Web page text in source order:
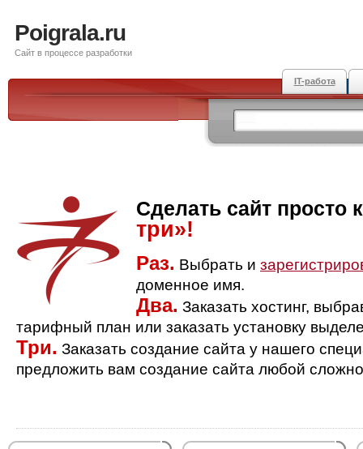
Poigrala.ru
Сайт в процессе разработки
IT-работа
Сделать сайт просто
три»!
Раз. Выбрать и
доменное имя.
Два. Заказать хостинг,
тарифный план или заказать установку
Три. Заказать создание сайта у нашего
предложить вам создание сайта любой